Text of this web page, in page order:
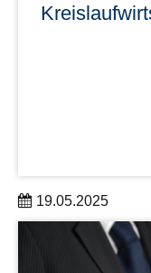
19.05.2025
Kick-off am 9.